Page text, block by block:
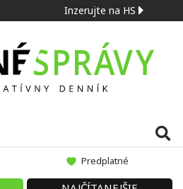
Inzerujte na HS
Predplatné